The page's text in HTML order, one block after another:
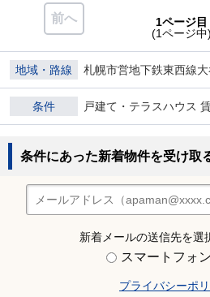
前へ
1ページ目
(1ページ中)
地域・路線 札幌市営地下鉄東西線
条件 戸建て・テラスハウス
条件にあった新着物件を受け取
新着メールの送信先を選
スマートフォン
プライバシーポ